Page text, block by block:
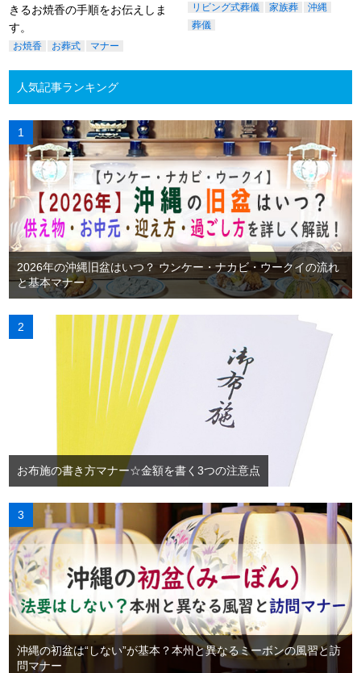
きるお焼香の手順をお伝えしま
す。
お焼香 お葬式 マナー
リビング式葬儀 家族葬
沖縄
葬儀
人気記事ランキング
2026年の沖縄旧盆はいつ？ ウンケー・ナカビ・ウークイの流れ
と基本マナー
お布施の書き方マナー☆金額を書く3つの注意点
沖縄の初盆は“しない”が基本？本州と異なるミーボンの風習と訪
問マナー